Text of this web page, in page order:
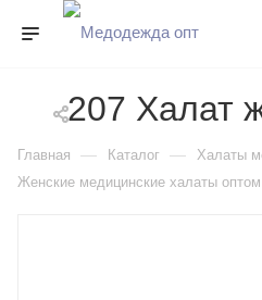
207 Халат
Главная — Каталог — Халаты
Женские медицинские халаты оптом